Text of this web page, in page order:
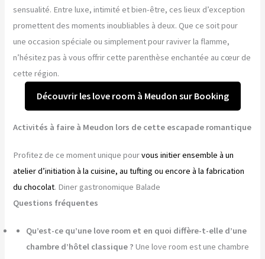
sensualité. Entre luxe, intimité et bien-être, ces lieux d’exception
promettent des moments inoubliables à deux. Que ce soit pour
une occasion spéciale ou simplement pour raviver la flamme,
n’hésitez pas à vous offrir cette parenthèse enchantée au cœur de
cette région.
Découvrir les love room à Meudon sur Booking
Activités à faire à Meudon lors de cette escapade romantique
Profitez de ce moment unique pourvous initier ensemble à un
atelier d’initiation à la cuisine, au tufting ou encore à la fabrication
du chocolat. Diner gastronomique Balade
Questions fréquentes
Qu’est-ce qu’une love room et en quoi diffère-t-elle d’une
chambre d’hôtel classique ? Une love room est une chambre